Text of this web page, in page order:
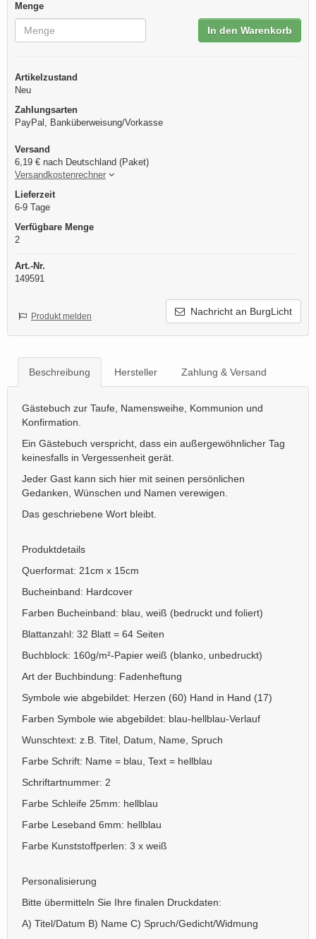
Menge
In den Warenkorb
Artikelzustand
Neu
Zahlungsarten
PayPal, Banküberweisung/Vorkasse
Versand
6,19 € nach Deutschland (Paket)
Versandkostenrechner
Lieferzeit
6-9 Tage
Verfügbare Menge
2
Art.-Nr.
149591
Nachricht an BurgLicht
Produkt melden
Beschreibung Hersteller Zahlung & Versand
Gästebuch zur Taufe, Namensweihe, Kommunion und
Konfirmation.
Ein Gästebuch verspricht, dass ein außergewöhnlicher Tag
keinesfalls in Vergessenheit gerät.
Jeder Gast kann sich hier mit seinen persönlichen
Gedanken, Wünschen und Namen verewigen.
Das geschriebene Wort bleibt.
Produktdetails
Querformat: 21cm x 15cm
Bucheinband: Hardcover
Farben Bucheinband: blau, weiß (bedruckt und foliert)
Blattanzahl: 32 Blatt = 64 Seiten
Buchblock: 160g/m²-Papier weiß (blanko, unbedruckt)
Art der Buchbindung: Fadenheftung
Symbole wie abgebildet: Herzen (60) Hand in Hand (17)
Farben Symbole wie abgebildet: blau-hellblau-Verlauf
Wunschtext: z.B. Titel, Datum, Name, Spruch
Farbe Schrift: Name = blau, Text = hellblau
Schriftartnummer: 2
Farbe Schleife 25mm: hellblau
Farbe Leseband 6mm: hellblau
Farbe Kunststoffperlen: 3 x weiß
Personalisierung
Bitte übermitteln Sie Ihre finalen Druckdaten:
A) Titel/Datum B) Name C) Spruch/Gedicht/Widmung